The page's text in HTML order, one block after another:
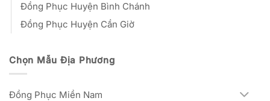
Đồng Phục Huyện Bình Chánh
Đồng Phục Huyện Cần Giờ
Chọn Mẫu Địa Phương
Đồng Phục Miền Nam